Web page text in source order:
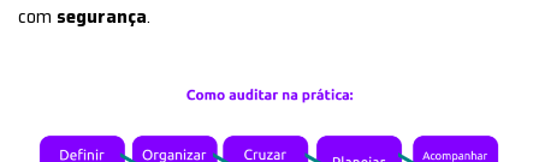
com segurança.